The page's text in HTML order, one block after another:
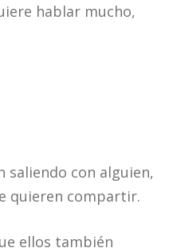
hablar mucho,
saliendo con alguien,
quieren compartir.
ellos también